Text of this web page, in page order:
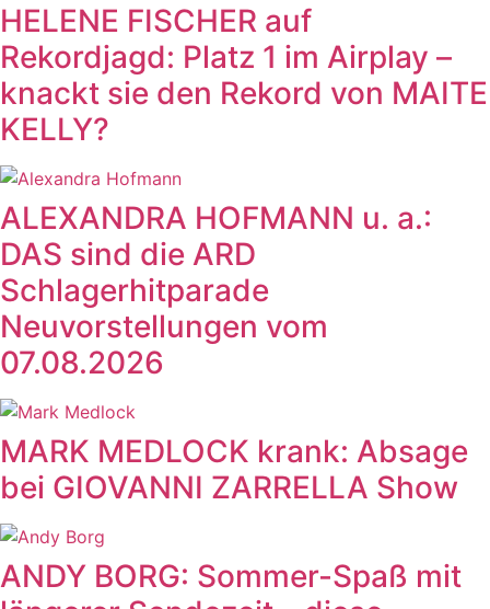
HELENE FISCHER auf
Rekordjagd: Platz 1 im Airplay –
knackt sie den Rekord von MAITE
KELLY?
ALEXANDRA HOFMANN u. a.:
DAS sind die ARD
Schlagerhitparade
Neuvorstellungen vom
07.08.2026
MARK MEDLOCK krank: Absage
bei GIOVANNI ZARRELLA Show
ANDY BORG: Sommer-Spaß mit